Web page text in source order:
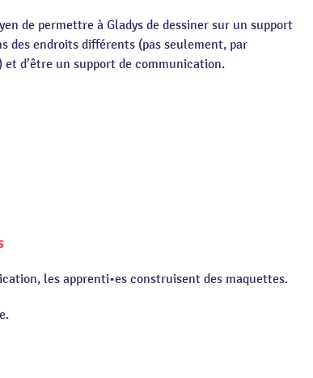
de permettre à Gladys de dessiner sur un support
des endroits différents (pas seulement, par
d’être un support de communication.
les apprenti•es construisent des maquettes.